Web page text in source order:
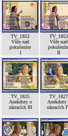
TV_1852
Vůle nad
pokušením
I
TV_1853
Vůle nad
II
TV_1825
Anekdoty o
zázracích III
TV_1827
Anekdoty
zázracích